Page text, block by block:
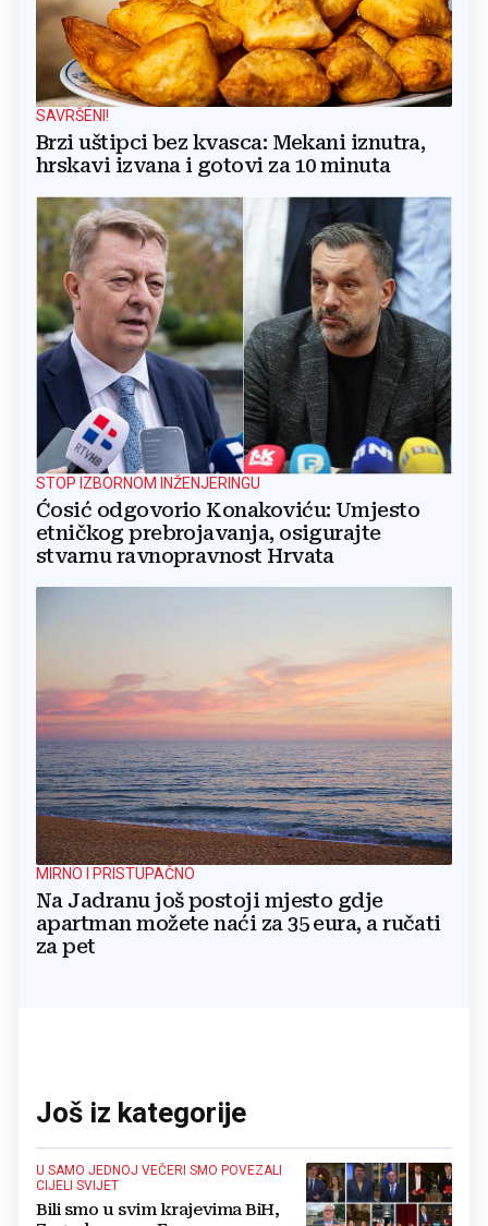
SAVRŠENI!
Brzi uštipci bez kvasca: Mekani iznutra,
hrskavi izvana i gotovi za 10 minuta
STOP IZBORNOM INŽENJERINGU
Ćosić odgovorio Konakoviću: Umjesto
etničkog prebrojavanja, osigurajte
stvarnu ravnopravnost Hrvata
MIRNO I PRISTUPAČNO
Na Jadranu još postoji mjesto gdje
apartman možete naći za 35 eura, a ručati
za pet
Još iz kategorije
U SAMO JEDNOJ VEČERI SMO POVEZALI
CIJELI SVIJET
Bili smo u svim krajevima BiH,